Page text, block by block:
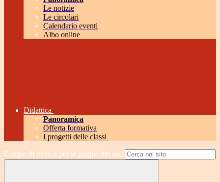
Le notizie
Le circolari
Calendario eventi
Albo online
Didattica
Panoramica
Offerta formativa
I progetti delle classi
Campo di ricerca per le pagine del sito